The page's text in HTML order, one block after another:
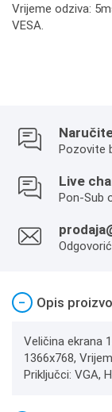
Vrijeme odziva:
VESA.
Pozovite
Live
Pon-Sub
− Opis
Veličina ekrana
1366x768,
Priključci: VGA,